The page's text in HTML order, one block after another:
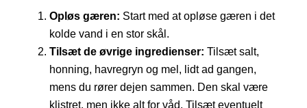
Opløs gæren: Start med at opløse gæren i det
kolde vand i en stor skål.
Tilsæt de øvrige ingredienser: Tilsæt salt,
honning, havregryn og mel, lidt ad gangen,
mens du rører dejen sammen. Den skal være
klistret, men ikke alt for våd. Tilsæt eventuelt